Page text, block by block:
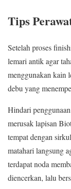
Tips
Setelah proses
lemari antik agar
menggunakan kain
debu yang
Hindari
merusak lapisan
tempat dengan
matahari langsung
terdapat noda
diencerkan, lalu